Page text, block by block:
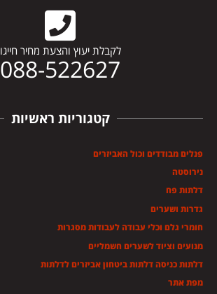
לקבלת יעוץ והצעת מחיר חייגו
088-522627
קטגוריות ראשיות
פנלים מבודדים וכול האביזרים
נירוסטה
דלתות פח
גדרות ושערים
חומרי גלם וכלי עבודה לעבודות מסגרות
מנועים וציוד לשערים חשמליים
דלתות כניסה דלתות ביטחון אביזרים לדלתות
מפת אתר